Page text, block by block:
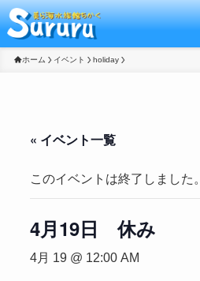
ホーム イベント holiday
« イベント一覧
このイベントは終了しました。
4月19日 休み
4月 19 @ 12:00 AM